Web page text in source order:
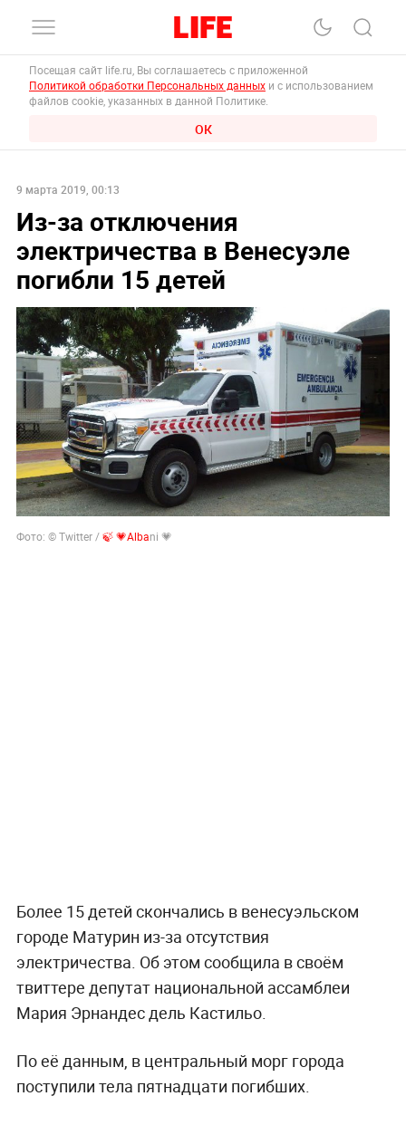
Посещая сайт life.ru, Вы соглашаетесь с приложенной
Политикой обработки Персональных данных и с использованием
файлов cookie, указанных в данной Политике.
ОК
9 марта 2019, 00:13
Из-за отключения
электричества в Венесуэле
погибли 15 детей
Фото: © Twitter /🍃 💗Albani 💗
Более 15 детей скончались в венесуэльском
городе Матурин из-за отсутствия
электричества. Об этом сообщила в своём
твиттере депутат национальной ассамблеи
Мария Эрнандес дель Кастильо.
По её данным, в центральный морг города
поступили тела пятнадцати погибших.